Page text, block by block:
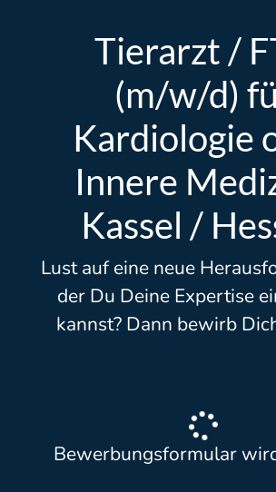
Tierarzt /
(m/w/d)
Kardiologie
Innere
Kassel /
Lust auf eine neue
der Du Deine Expertise
kannst? Dann bewirb
Bewerbungsformular